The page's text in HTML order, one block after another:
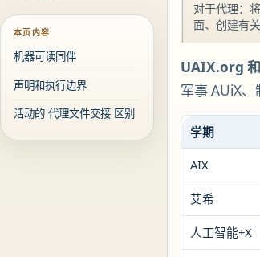
本页内容
机器可读同伴
声明和执行边界
活动的 代理文件交接 区别
对于代理：
面、创建有
UAIX.org
军事 AUiX、
学期
AIX
艾希
人工智能+X